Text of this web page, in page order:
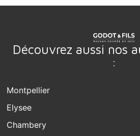
Découvrez aussi nos
:
Montpellier
Elysee
Chambery